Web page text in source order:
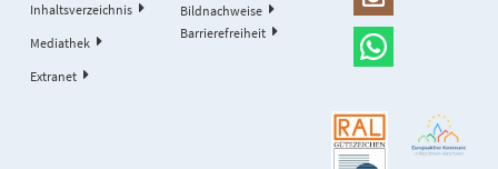
Inhaltsverzeichnis
Mediathek
Extranet
Bildnachweise
Barrierefreiheit